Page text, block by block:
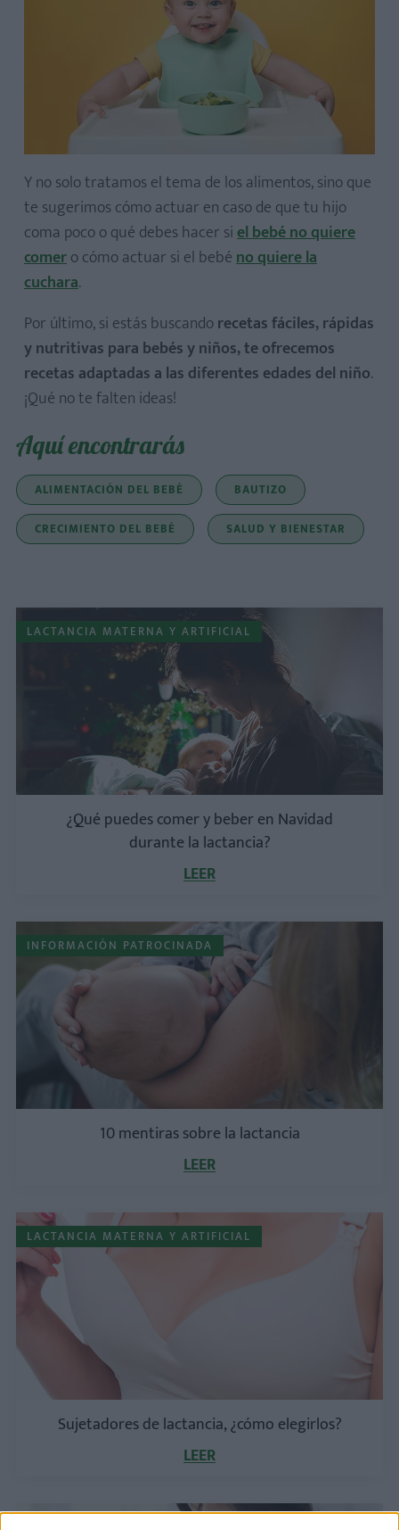
Y no solo tratamos el tema de los alimentos, sino que
te sugerimos cómo actuar en caso de que tu hijo
coma poco o qué debes hacer siel bebé no quiere
comero cómo actuar si el bebéno quiere la
cuchara.
Por último, si estás buscandorecetas fáciles, rápidas
y nutritivas para bebés y niños, te ofrecemos
recetas adaptadas a las diferentes edades del niño.
¡Qué no te falten ideas!
Aquí encontrarás
ALIMENTACIÓN DEL BEBÉ
BAUTIZO
CRECIMIENTO DEL BEBÉ
SALUD Y BIENESTAR
LACTANCIA MATERNA Y ARTIFICIAL
¿Qué puedes comer y beber en Navidad
durante la lactancia?
LEER
INFORMACIÓN PATROCINADA
10 mentiras sobre la lactancia
LEER
LACTANCIA MATERNA Y ARTIFICIAL
Sujetadores de lactancia, ¿cómo elegirlos?
LEER